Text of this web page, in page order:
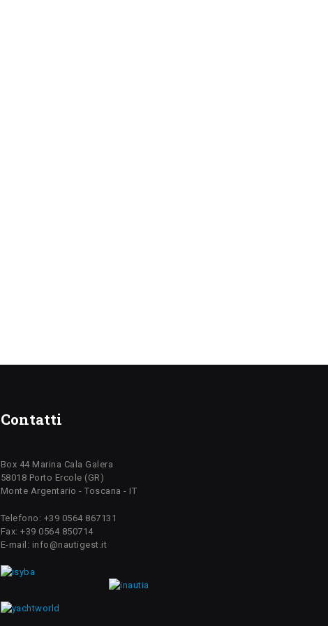
Contatti
Box 44 Marina Cala Galera
58018 Porto Ercole (GR)
Monte Argentario - Toscana - IT
Telefono: +39 0564 867131
Fax: +39 0564 850714
E-mail: info@nautigest.it